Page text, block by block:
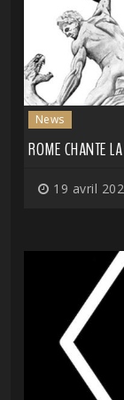
News
ROME CHANTE
19 avril